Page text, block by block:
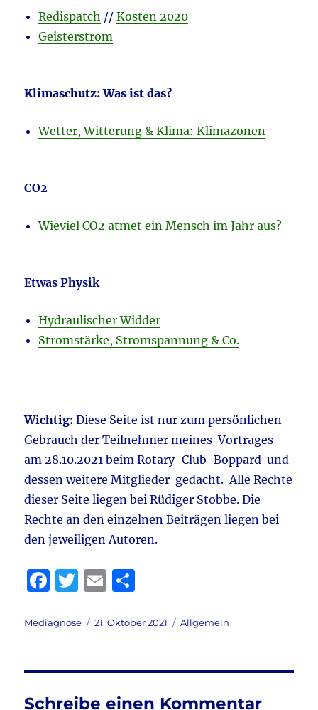
Redispatch //Kosten 2020
Geisterstrom
Klimaschutz: Was ist das?
Wetter, Witterung & Klima: Klimazonen
CO2
Wieviel CO2 atmet ein Mensch im Jahr aus?
Etwas Physik
Hydraulischer Widder
Stromstärke, Stromspannung & Co.
Wichtig: Diese Seite ist nur zum persönlichen
Gebrauch der Teilnehmer meines Vortrages
am 28.10.2021 beim Rotary-Club-Boppard und
dessen weitere Mitglieder gedacht. Alle Rechte
dieser Seite liegen bei Rüdiger Stobbe. Die
Rechte an den einzelnen Beiträgen liegen bei
den jeweiligen Autoren.
F
c
b
o
T
it
r
E
ai le
Autor
Mediagnose
Veröffentlicht
21. Oktober 2021 Kategorien
Allgemein
Schreibe einen Kommentar